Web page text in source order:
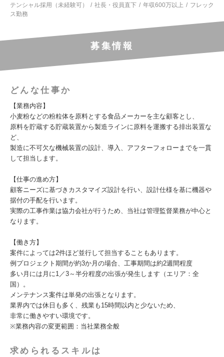
テンシャル採用（未経験可）
社長・役員直下 年収600万以上
フレック
ス勤務
募集情報
どんな仕事か
【業務内容】
小麦粉などの粉粒体を原料とする食品メーカーを主な顧客とし、
原料を貯蔵する貯蔵装置から製造ラインに原料を運搬する排出装置な
ど、
製造に不可欠な機械装置の設計、導入、アフターフォローまでを一貫
して担当します。
【仕事の進め方】
顧客ニーズに基づきカスタマイズ設計を行い、設計仕様を基に機器や
据付の手配を行います。
実際の工事作業は協力会社が行うため、当社は管理監督業務が中心と
なります。
【働き方】
案件によっては2件ほど並行して担当することもあります。
例プロジェクト期間が約3か月の場合、工事期間は約2週間程度
多い月には月に1／3～半分程度の出張が発生します（エリア：全
国）。
メンテナンス案件は単発の出張となります。
業界内では休日も多く、残業も15時間以内と少ないため、
非常に働きやすい環境です。
※業務内容の変更範囲：当社業務全般
求められるスキルは